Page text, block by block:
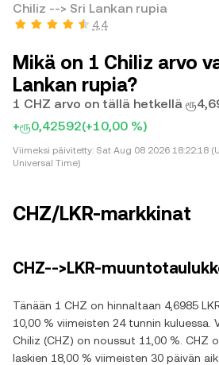
Chiliz --> Sri Lankan rupia
4,4
Mikä on 1 Chiliz arvo
Lankan rupia?
1 CHZ arvo on tällä hetkellä
+ரூ0,42592(+10,00 %)
Viimeksi päivitetty: Sat Aug 08 2026 18:22:18
Universal Time)
CHZ/LKR-markkinat
CHZ-->LKR-
Tänään 1 CHZ on hinnaltaan 4,6985
10,00 % viimeisten 24 tunnin kuluessa.
Chiliz (CHZ) on noussut 11,00 %. CHZ
laskien 18,00 % viimeisten 30 päivän